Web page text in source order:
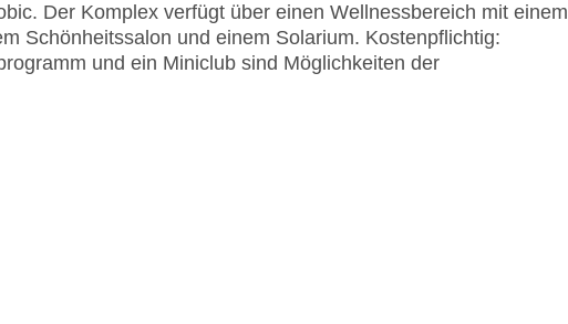
Der Komplex verfügt über einen Wellnessbereich mit einem
Schönheitssalon und einem Solarium. Kostenpflichtig:
und ein Miniclub sind Möglichkeiten der